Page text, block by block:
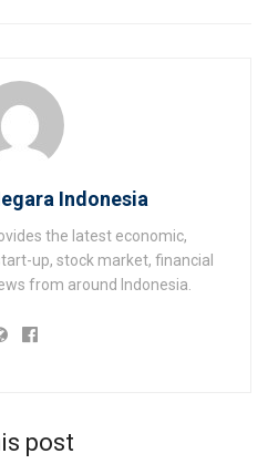
Indonesia
the latest economic,
up, stock market, financial
from around Indonesia.
post